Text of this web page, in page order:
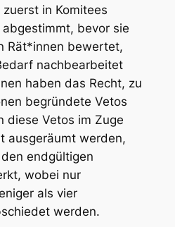
in Komitees
bevor sie
Rät*innen bewertet,
nachbearbeitet
haben das Recht, zu
begründete Vetos
diese Vetos im Zuge
ausgeräumt werden,
endgültigen
wobei nur
als vier
werden.